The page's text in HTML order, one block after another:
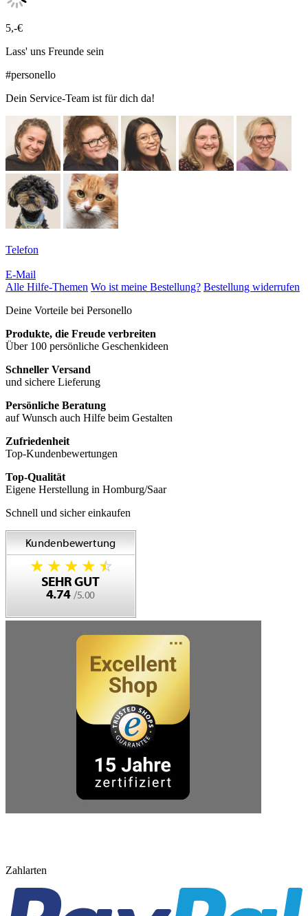
5,-€
Lass' uns Freunde sein
#personello
Dein Service-Team ist für dich da!
Telefon
E-Mail
Alle Hilfe-Themen Wo ist meine Bestellung? Bestellung widerrufen
Deine Vorteile bei Personello
Produkte, die Freude verbreiten
Über 100 persönliche Geschenkideen
Schneller Versand
und sichere Lieferung
Persönliche Beratung
auf Wunsch auch Hilfe beim Gestalten
Zufriedenheit
Top-Kundenbewertungen
Top-Qualität
Eigene Herstellung in Homburg/Saar
Schnell und sicher einkaufen
Zahlarten